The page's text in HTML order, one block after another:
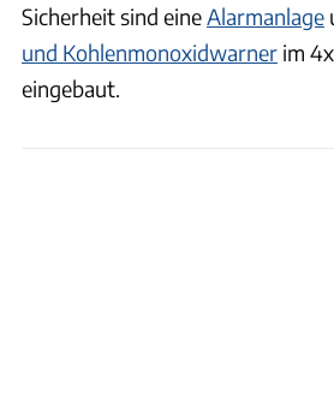
Sicherheit sind eineAlarmanlage
und Kohlenmonoxidwarner im
eingebaut.